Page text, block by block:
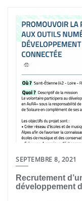
SEPTEMBRE 8, 2021
Recrutement
développement